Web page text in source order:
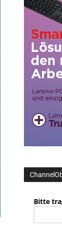
Bitte